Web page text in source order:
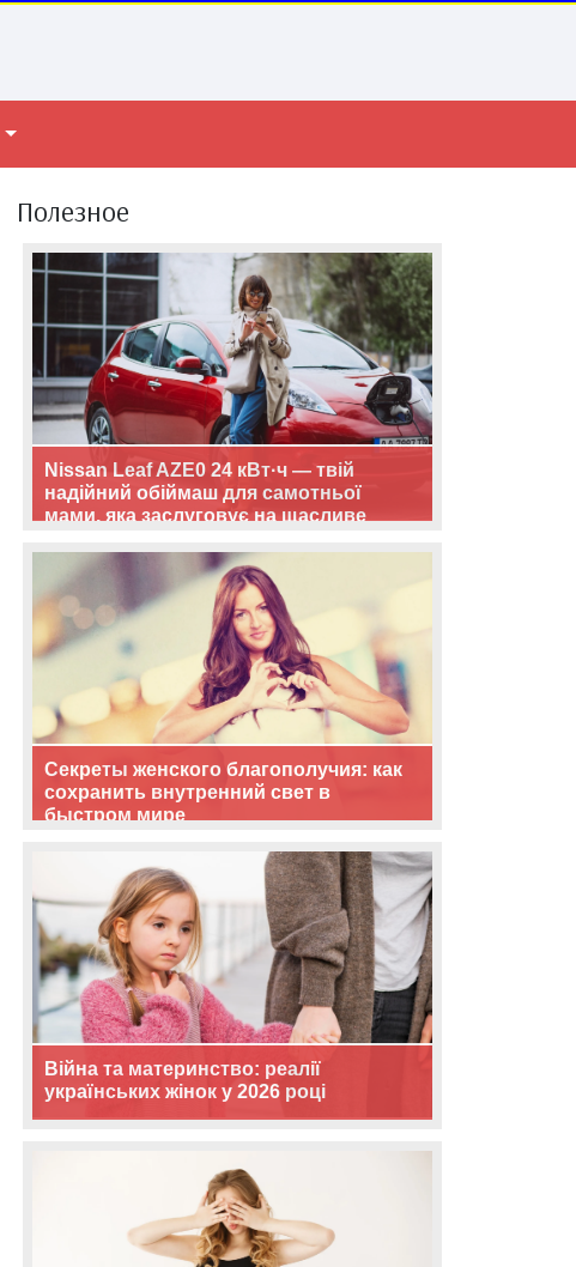
Полезное
Nissan Leaf AZE0 24 кВт·ч — твій
надійний обіймаш для самотньої
мами, яка заслуговує на щасливе
Секреты женского благополучия: как
сохранить внутренний свет в
быстром мире
Війна та материнство: реалії
українських жінок у 2026 році